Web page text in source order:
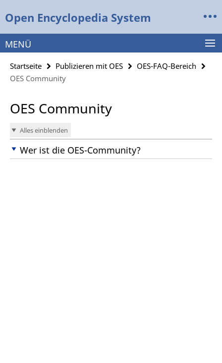
direkt
Inhalt
Open Encyclopedia System
Service-
Navigation
MENÜ
Startseite Publizieren mit OES
OES-FAQ-Bereich
OES Community
OES Community
Alles einblenden
Wer ist die OES-Community?